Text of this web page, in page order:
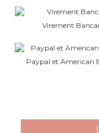
Virement
Paypal et American